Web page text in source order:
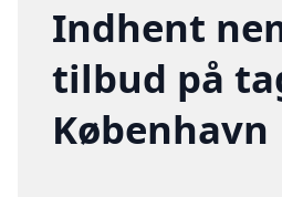
Indhent
tilbud på
København